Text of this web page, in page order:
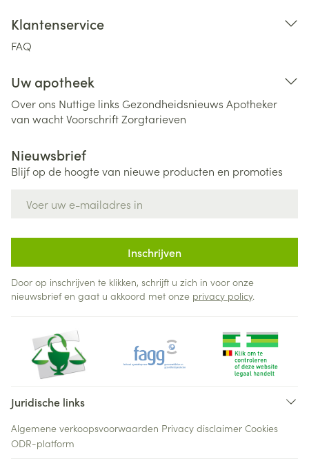
Klantenservice
FAQ
Uw apotheek
Over ons Nuttige links Gezondheidsnieuws Apotheker
van wachtVoorschriftZorgtarieven
Nieuwsbrief
Blijf op de hoogte van nieuwe producten en promoties
Inschrijven
Door op inschrijven te klikken, schrijft u zich in voor onze
nieuwsbrief en gaat u akkoord met onze privacy policy.
Juridische links
Algemene verkoopsvoorwaarden Privacy disclaimer Cookies
ODR-platform